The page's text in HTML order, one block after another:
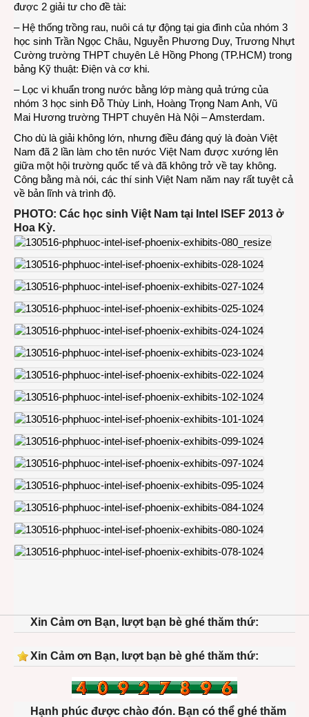
được 2 giải tư cho đề tài:
– Hệ thống trồng rau, nuôi cá tự động tại gia đình của nhóm 3
học sinh Trần Ngọc Châu, Nguyễn Phương Duy, Trương Nhựt
Cường trường THPT chuyên Lê Hồng Phong (TP.HCM) trong
bảng Kỹ thuật: Điện và cơ khi.
– Lọc vi khuẩn trong nước bằng lớp màng quả trứng của
nhóm 3 học sinh Đỗ Thùy Linh, Hoàng Trọng Nam Anh, Vũ
Mai Hương trường THPT chuyên Hà Nội – Amsterdam.
Cho dù là giải không lớn, nhưng điều đáng quý là đoàn Việt
Nam đã 2 lần làm cho tên nước Việt Nam được xướng lên
giữa một hội trường quốc tế và đã không trở về tay không.
Công bằng mà nói, các thí sinh Việt Nam năm nay rất tuyệt cả
về bản lĩnh và trình độ.
PHOTO: Các học sinh Việt Nam tại Intel ISEF 2013 ở
Hoa Kỳ.
Xin Cảm ơn Bạn, lượt bạn bè ghé thăm thứ:
Xin Cảm ơn Bạn, lượt bạn bè ghé thăm thứ:
Hạnh phúc được chào đón. Bạn có thể ghé thăm